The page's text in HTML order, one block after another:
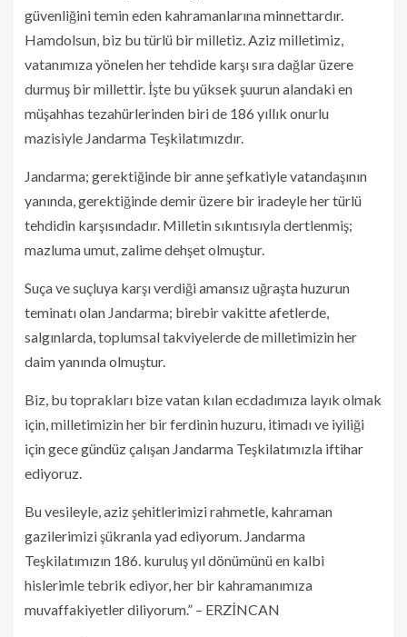
güvenliğini temin eden kahramanlarına minnettardır.
Hamdolsun, biz bu türlü bir milletiz. Aziz milletimiz,
vatanımıza yönelen her tehdide karşı sıra dağlar üzere
durmuş bir millettir. İşte bu yüksek şuurun alandaki en
müşahhas tezahürlerinden biri de 186 yıllık onurlu
mazisiyle Jandarma Teşkilatımızdır.
Jandarma; gerektiğinde bir anne şefkatiyle vatandaşının
yanında, gerektiğinde demir üzere bir iradeyle her türlü
tehdidin karşısındadır. Milletin sıkıntısıyla dertlenmiş;
mazluma umut, zalime dehşet olmuştur.
Suça ve suçluya karşı verdiği amansız uğraşta huzurun
teminatı olan Jandarma; birebir vakitte afetlerde,
salgınlarda, toplumsal takviyelerde de milletimizin her
daim yanında olmuştur.
Biz, bu toprakları bize vatan kılan ecdadımıza layık olmak
için, milletimizin her bir ferdinin huzuru, itimadı ve iyiliği
için gece gündüz çalışan Jandarma Teşkilatımızla iftihar
ediyoruz.
Bu vesileyle, aziz şehitlerimizi rahmetle, kahraman
gazilerimizi şükranla yad ediyorum. Jandarma
Teşkilatımızın 186. kuruluş yıl dönümünü en kalbi
hislerimle tebrik ediyor, her bir kahramanımıza
muvaffakiyetler diliyorum.” – ERZİNCAN